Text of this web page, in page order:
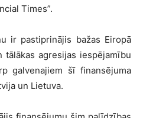
Times”.
ir pastiprinājis bažas Eiropā
agresijas iespējamību
galvenajiem šī finansējuma
un Lietuva.